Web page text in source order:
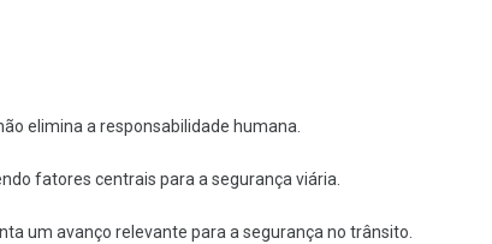
elimina a responsabilidade humana.
fatores centrais para a segurança viária.
um avanço relevante para a segurança no trânsito.